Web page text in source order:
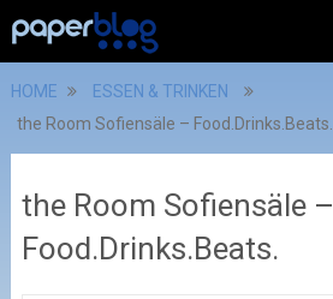
HOME
ESSEN & TRINKEN
the Room Sofiensäle – Food.Drinks.Beats.
the Room Sofiensäle –
Food.Drinks.Beats.